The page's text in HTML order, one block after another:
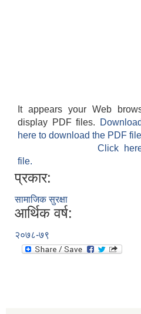
It appears your Web
display PDF files.
here to download the PDF
Click
file.
प्रकार:
सामाजिक सुरक्षा
आर्थिक वर्ष:
२०७८-७९